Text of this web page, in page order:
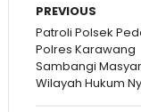
PREVIOUS
Patroli Polsek
Polres Karawang
Sambangi
Wilayah Hukum